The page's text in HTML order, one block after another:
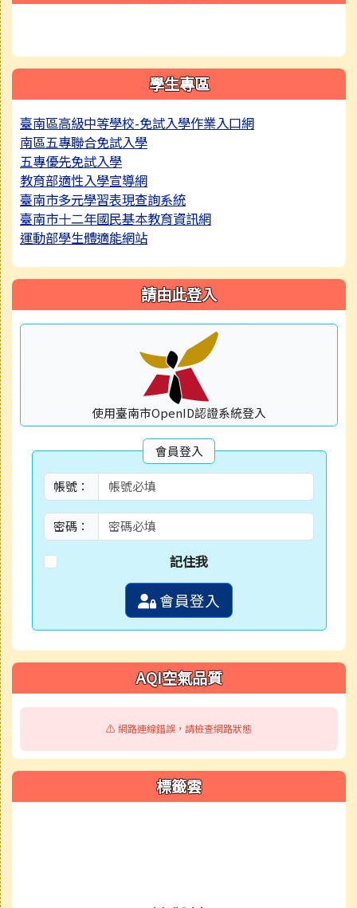
學生專區
臺南區高級中等學校-免試入學作業入口網
南區五專聯合免試入學
五專優先免試入學
教育部適性入學宣導網
臺南市多元學習表現查詢系統
臺南市十二年國民基本教育資訊網
運動部學生體適能網站
請由此登入
使用臺南市OpenID認證系統登入
會員登入
帳號：
密碼：
記住我
會員登入
AQI空氣品質
⚠️ 網路連線錯誤，請檢查網路狀態
標籤雲